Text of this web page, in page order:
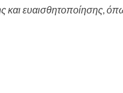
ευαισθητοποίησης,